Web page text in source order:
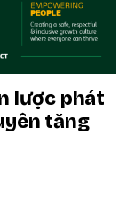
lược phát
tăng